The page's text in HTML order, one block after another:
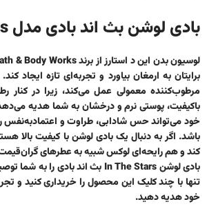
بادی لوشن بث اند بادی مدل In The Stars
لوسیون بدن این د استارز از برند Bath & Body Works
برایتان به ارمغان بیاورد و تجربه‌ای تازه ایجاد
مرطوب‌کننده معمولی عمل می‌کند، زیرا در کنار
باکیفیت، پوستی نرم و درخشان به شما هدیه
خود می‌تواند حس شادابی، طراوت و اعتماد‌به‌نفس
باشد. اگر به دنبال یک بادی لوشن با کیفیت بالا
کند و هم رایحه‌ای لوکس شبیه به عطرهای
بادی لوشن In The Stars بث اند بادی
را به شما
تنها با چند کلیک این محصول را خریداری کنید و
خود هدیه دهید.